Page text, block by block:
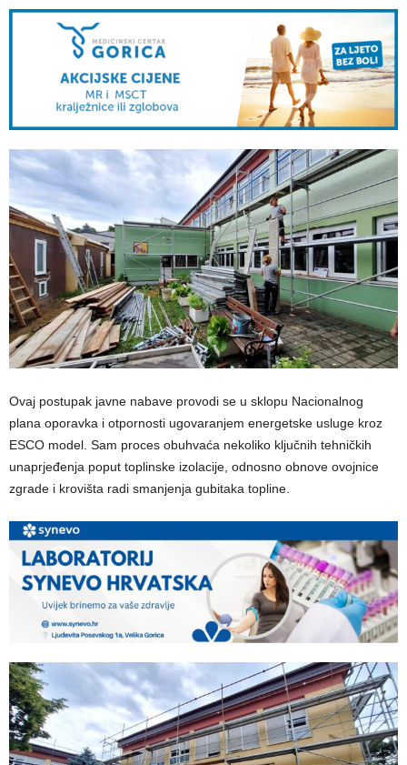
Ovaj postupak javne nabave provodi se u sklopu Nacionalnog
plana oporavka i otpornosti ugovaranjem energetske usluge kroz
ESCO model. Sam proces obuhvaća nekoliko ključnih tehničkih
unaprjeđenja poput toplinske izolacije, odnosno obnove ovojnice
zgrade i krovišta radi smanjenja gubitaka topline.